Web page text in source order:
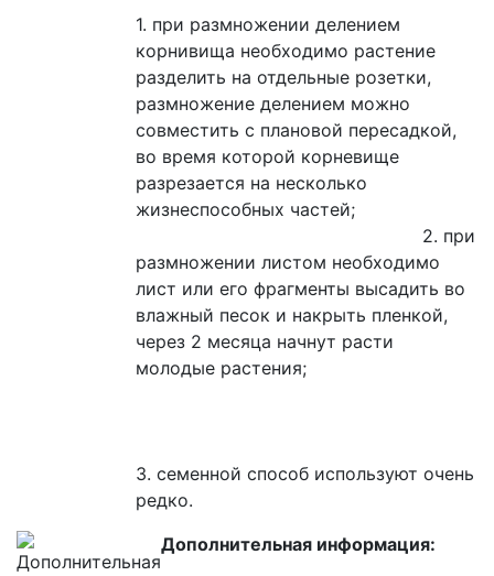
1. при размножении делением
корнивища необходимо растение
разделить на отдельные розетки,
размножение делением можно
совместить с плановой пересадкой,
во время которой корневище
разрезается на несколько
жизнеспособных частей;
2. при
размножении листом необходимо
лист или его фрагменты высадить во
влажный песок и накрыть пленкой,
через 2 месяца начнут расти
молодые растения;
3. семенной способ используют очень
редко.
Дополнительная информация: